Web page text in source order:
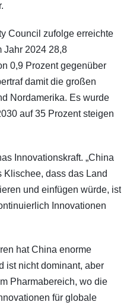
Council zufolge erreichte
Jahr 2024 28,8
0,9 Prozent gegenüber
damit die großen
Nordamerika. Es wurde
auf 35 Prozent steigen
Innovationskraft. „China
Klischee, dass das Land
und einfügen würde, ist
Innovationen
hat China enorme
ist nicht dominant, aber
Pharmabereich, wo die
für globale